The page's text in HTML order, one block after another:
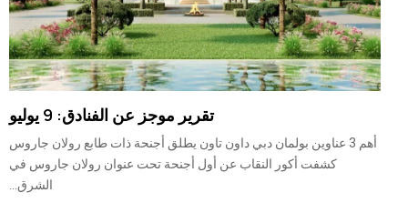
تقرير موجز عن الفنادق: 9 يوليو
أهم 3 عناوين بولمان دبي داون تاون يطلق أجنحة ذات طابع رولان جاروس
كشفت أكور النقاب عن أول أجنحة تحت عنوان رولان جاروس في
الشرق...